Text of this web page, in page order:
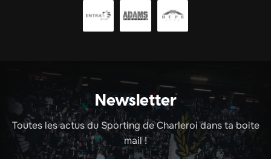
Newsletter
Toutes les actus du Sporting de Charleroi dans ta boite
mail !